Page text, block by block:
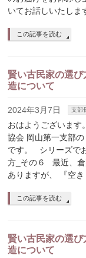
いてお話しいたし
この記事を読む
賢い古民家の選
造について
2024年3月7日 支部
おはようございます
協会 岡山第一支部の
です。 シリーズで
方_その６ 最近、倉
ありますが、 『空き
この記事を読む
賢い古民家の選
造について